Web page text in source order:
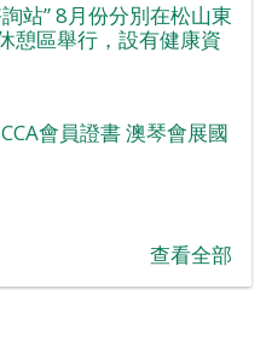
站” 8月份分別在松山東
憩區舉行，設有健康資
會員證書 澳琴會展國
查看全部